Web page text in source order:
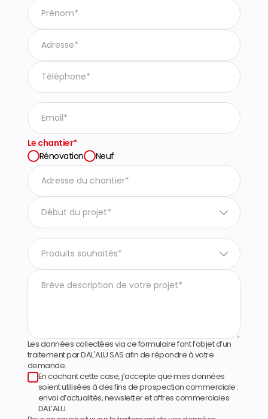
Le chantier*
Rénovation
Neuf
Début du projet*
Produits souhaités*
Les données collectées via ce formulaire font l’objet d’un
traitement par DAL'ALU SAS afin de répondre à votre
demande.
En cochant cette case, j’accepte que mes données
soient utilisées à des fins de prospection commerciale :
envoi d’actualités, newsletter et offres commerciales
DAL’ALU.